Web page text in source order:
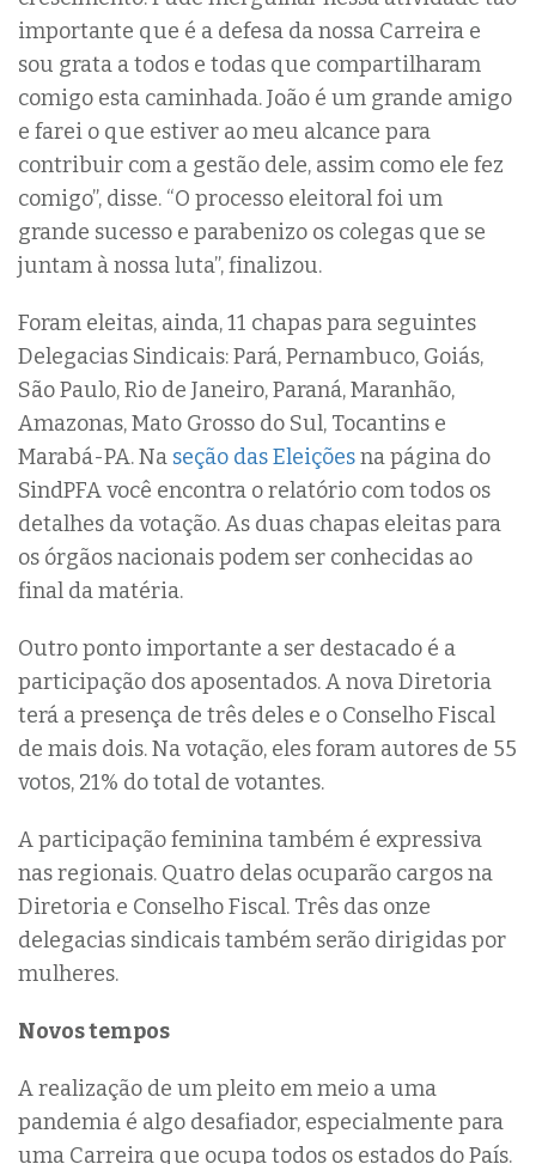
importante que é a defesa da nossa Carreira e
sou grata a todos e todas que compartilharam
comigo esta caminhada. João é um grande amigo
e farei o que estiver ao meu alcance para
contribuir com a gestão dele, assim como ele fez
comigo”, disse. “O processo eleitoral foi um
grande sucesso e parabenizo os colegas que se
juntam à nossa luta”, finalizou.
Foram eleitas, ainda, 11 chapas para seguintes
Delegacias Sindicais: Pará, Pernambuco, Goiás,
São Paulo, Rio de Janeiro, Paraná, Maranhão,
Amazonas, Mato Grosso do Sul, Tocantins e
Marabá-PA. Na seção das Eleiçõesna página do
SindPFA você encontra o relatório com todos os
detalhes da votação. As duas chapas eleitas para
os órgãos nacionais podem ser conhecidas ao
final da matéria.
Outro ponto importante a ser destacado é a
participação dos aposentados. A nova Diretoria
terá a presença de três deles e o Conselho Fiscal
de mais dois. Na votação, eles foram autores de 55
votos, 21% do total de votantes.
A participação feminina também é expressiva
nas regionais. Quatro delas ocuparão cargos na
Diretoria e Conselho Fiscal. Três das onze
delegacias sindicais também serão dirigidas por
mulheres.
Novos tempos
A realização de um pleito em meio a uma
pandemia é algo desafiador, especialmente para
uma Carreira que ocupa todos os estados do País.